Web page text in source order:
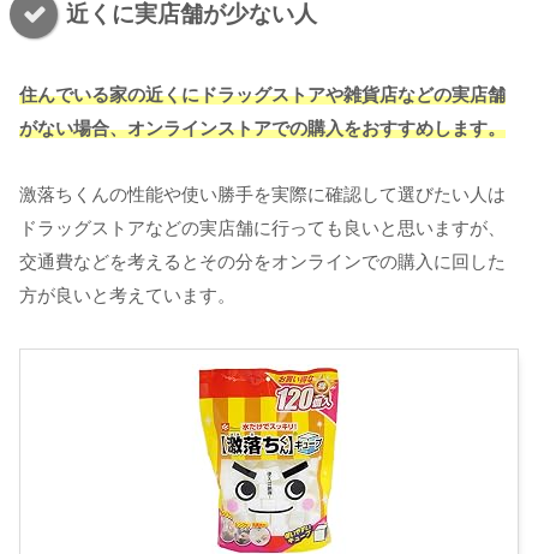
近くに実店舗が少ない人
住んでいる家の近くにドラッグストアや雑貨店などの実店舗
がない場合、オンラインストアでの購入をおすすめします。
激落ちくんの性能や使い勝手を実際に確認して選びたい人は
ドラッグストアなどの実店舗に行っても良いと思いますが、
交通費などを考えるとその分をオンラインでの購入に回した
方が良いと考えています。